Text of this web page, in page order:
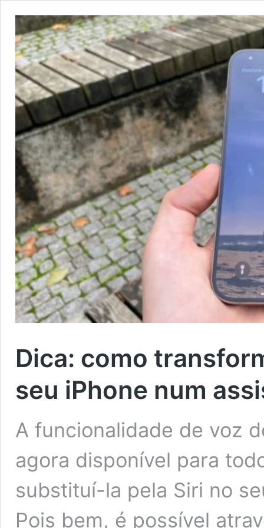
Dica: como
seu iPhone num
A funcionalidade de voz
agora disponível para
substituí-la pela Siri no
Pois bem, é possível